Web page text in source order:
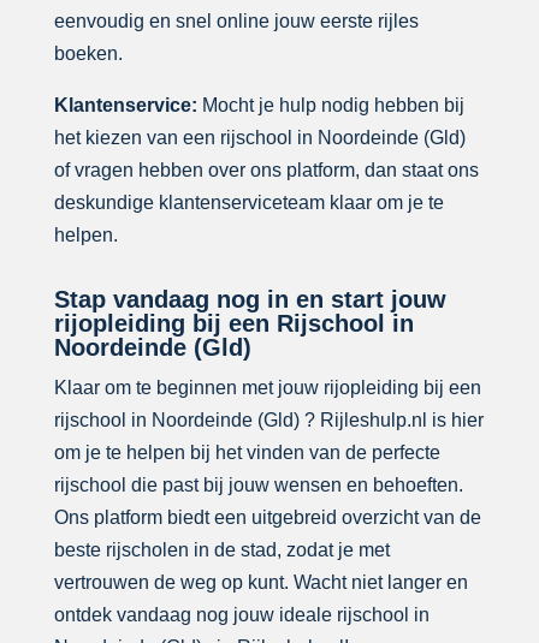
eenvoudig en snel online jouw eerste rijles
boeken.
Klantenservice: Mocht je hulp nodig hebben bij
het kiezen van een rijschool in Noordeinde (Gld)
of vragen hebben over ons platform, dan staat ons
deskundige klantenserviceteam klaar om je te
helpen.
Stap vandaag nog in en start jouw
rijopleiding bij een Rijschool in
Noordeinde (Gld)
Klaar om te beginnen met jouw rijopleiding bij een
rijschool in Noordeinde (Gld) ? Rijleshulp.nl is hier
om je te helpen bij het vinden van de perfecte
rijschool die past bij jouw wensen en behoeften.
Ons platform biedt een uitgebreid overzicht van de
beste rijscholen in de stad, zodat je met
vertrouwen de weg op kunt. Wacht niet langer en
ontdek vandaag nog jouw ideale rijschool in